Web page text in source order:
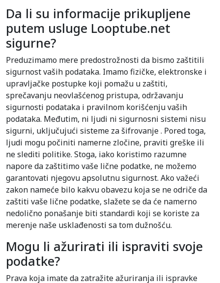
Da li su informacije prikupljene
putem usluge Looptube.net
sigurne?
Preduzimamo mere predostrožnosti da bismo zaštitili
sigurnost vaših podataka. Imamo fizičke, elektronske i
upravljačke postupke koji pomažu u zaštiti,
sprečavanju neovlašćenog pristupa, održavanju
sigurnosti podataka i pravilnom korišćenju vaših
podataka. Međutim, ni ljudi ni sigurnosni sistemi nisu
sigurni, uključujući sisteme za šifrovanje . Pored toga,
ljudi mogu počiniti namerne zločine, praviti greške ili
ne slediti politike. Stoga, iako koristimo razumne
napore da zaštitimo vaše lične podatke, ne možemo
garantovati njegovu apsolutnu sigurnost. Ako važeći
zakon nameće bilo kakvu obavezu koja se ne odriče da
zaštiti vaše lične podatke, slažete se da će namerno
nedolično ponašanje biti standardi koji se koriste za
merenje naše usklađenosti sa tom dužnošću.
Mogu li ažurirati ili ispraviti svoje
podatke?
Prava koja imate da zatražite ažuriranja ili ispravke